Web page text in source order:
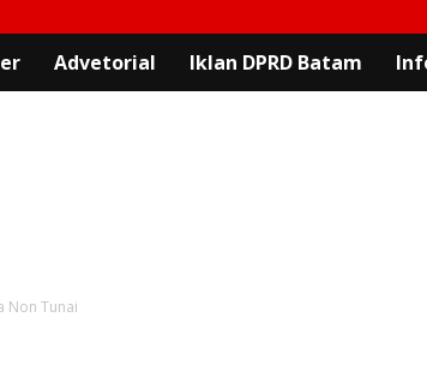
Advetorial Iklan DPRD Batam
Non Tunai